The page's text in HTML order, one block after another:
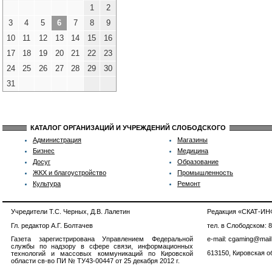
1
2
3
4 5 6 7 8
9
10
11 12 13 14 15
16
17
18 19 20 21 22
23
24
25 26 27 28 29
30
31
КАТАЛОГ ОРГАНИЗАЦИЙ И УЧРЕЖДЕНИЙ СЛОБОДСКОГО
Администрация
Бизнес
Досуг
ЖКХ и благоустройство
Культура
Магазины
Медицина
Образование
Промышленность
Ремонт
Учредители Т.С. Черных, Д.В. Лалетин
Гл. редактор А.Г. Болтачев
Газета зарегистрирована Управлением Федеральной
службы по надзору в сфере связи, информационных
технологий и массовых коммуникаций по Кировской
области св-во ПИ № ТУ43-00447 от 25 декабря 2012 г.
Редакция «СКАТ-
тел. в Слободском:
e-mail:
613150, Кировская